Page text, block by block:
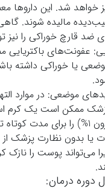
خواهد شد. این داروها
مالیده شوند.
ضد قارچ خوراکی را نیز
عفونت‌های باکتریایی
یا خوراکی داشته
موضعی: در موارد
پزشک ممکن است یک کرم
(مانند هیدروکورتیزون 1%) را برای
یا بدون نظارت پزشک از
می‌تواند پوست را نازک
دوره درمان: